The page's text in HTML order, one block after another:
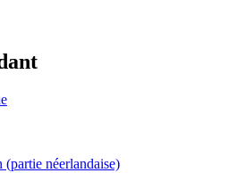
néerlandaise)